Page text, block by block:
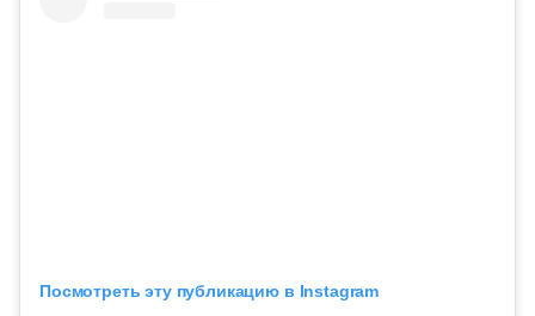
Посмотреть эту публикацию в Instagram